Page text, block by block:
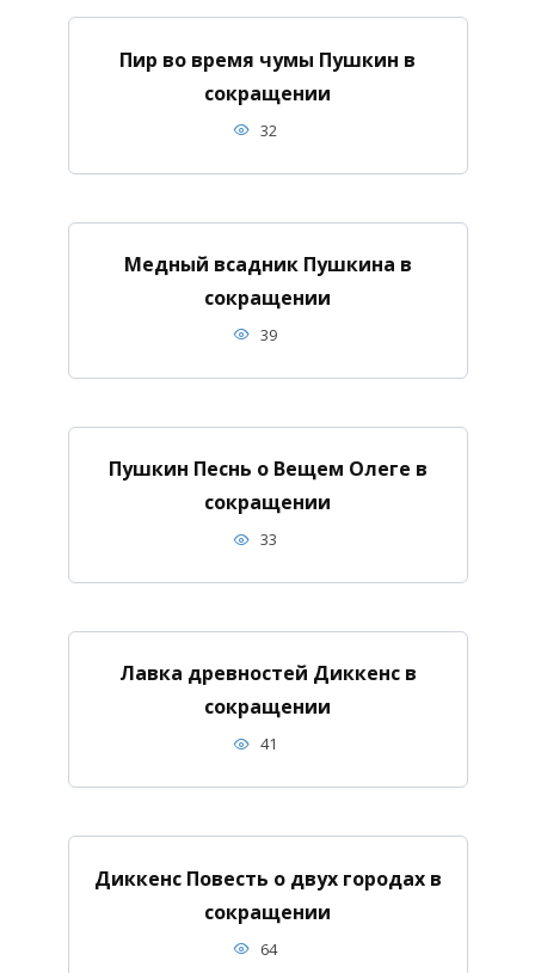
Пир во время чумы Пушкин в
сокращении
32
Медный всадник Пушкина в
сокращении
39
Пушкин Песнь о Вещем Олеге в
сокращении
33
Лавка древностей Диккенс в
сокращении
41
Диккенс Повесть о двух городах в
сокращении
64